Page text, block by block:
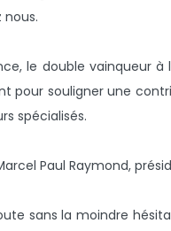
le double vainqueur
pour souligner une
spécialisés.
Paul Raymond,
sans la moindre